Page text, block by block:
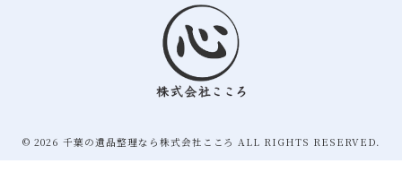
© 2026 千葉の遺品整理なら株式会社こころ ALL RIGHTS RESERVED.